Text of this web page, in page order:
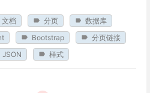
文档 分页
数据库
Bootstrap
分页链接
JSON 样式